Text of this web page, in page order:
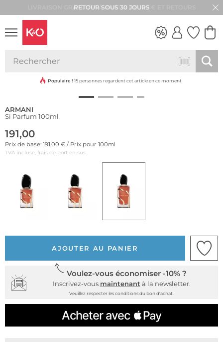
RETOUR SOUS 30 JOURS
VIBES
Populaire ! 15 personnes regardent cet article en ce moment
ARMANI
Si Parfum 100ml
191,00
Prix de base: 191,00 € / Prix pour 100ml
TVA incluse, frais de port en sus
AJOUTER AU PANIER
Voulez-vous économiser -10% ?
Inscrivez-vous maintenant à la newsletter.
Veuillez respecter les conditions du bon d'achat.